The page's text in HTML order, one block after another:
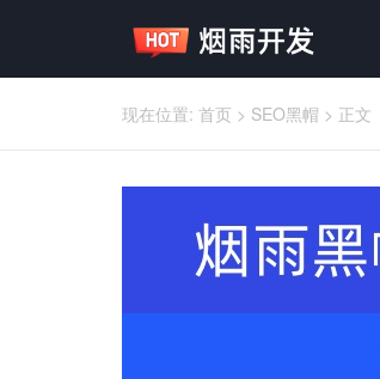
现在位置: 首页 > SEO黑帽 > 正文